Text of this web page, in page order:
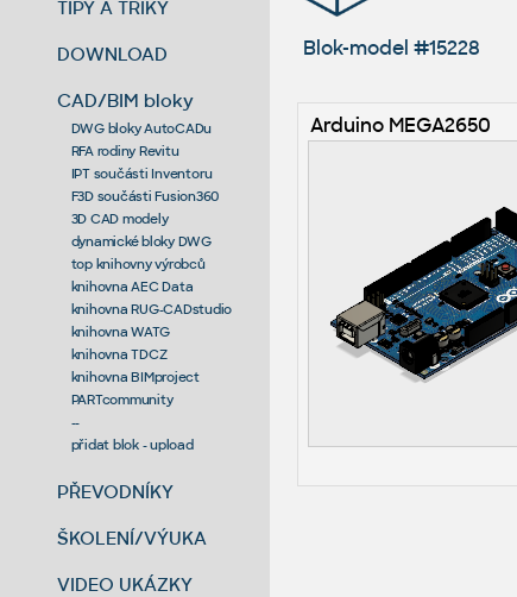
TIPY A TRIKY
DOWNLOAD
CAD/BIM bloky
DWG bloky AutoCADu
RFA rodiny Revitu
IPT součásti Inventoru
F3D součásti Fusion360
3D CAD modely
dynamické bloky DWG
top knihovny výrobců
knihovna AEC Data
knihovna RUG-CADstudio
knihovna WATG
knihovna TDCZ
knihovna BIMproject
PARTcommunity
--
přidat blok - upload
PŘEVODNÍKY
ŠKOLENÍ/VÝUKA
VIDEO UKÁZKY
Blok-model #15228
Arduino MEGA2650